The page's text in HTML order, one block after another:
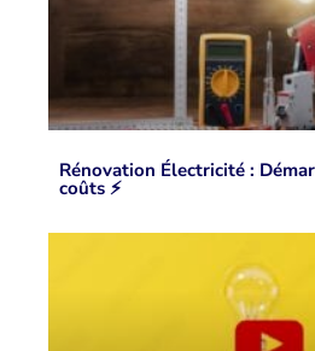
Rénovation Électricité :
coûts ⚡️